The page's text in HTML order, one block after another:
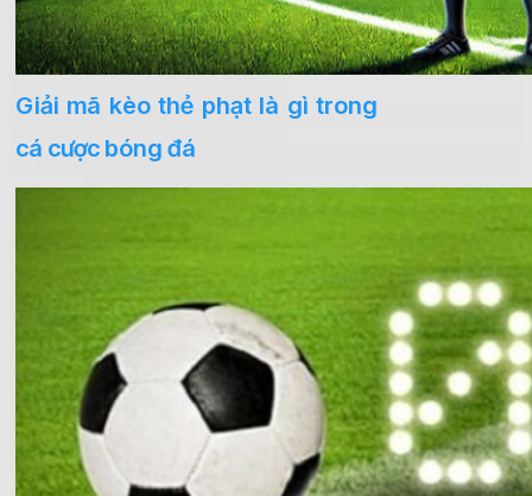
Giải mã kèo thẻ phạt là gì trong
cá cược bóng đá